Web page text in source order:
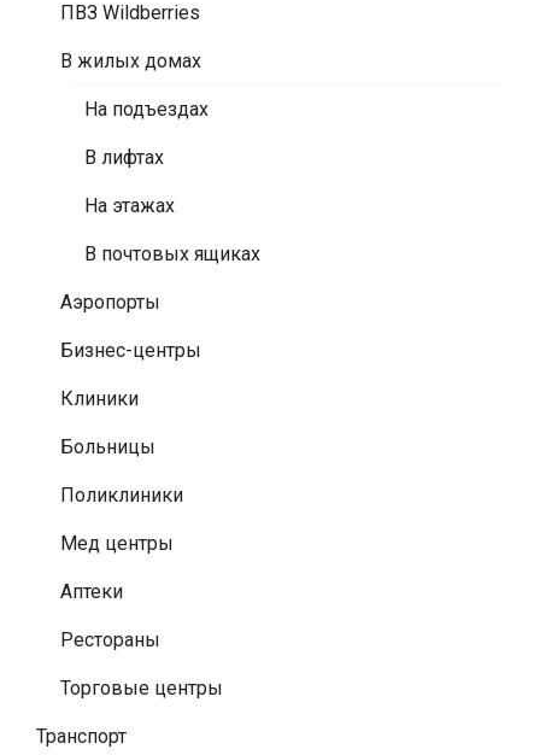
ПВЗ Wildberries
В жилых домах
На подъездах
В лифтах
На этажах
В почтовых ящиках
Аэропорты
Бизнес-центры
Клиники
Больницы
Поликлиники
Мед центры
Аптеки
Рестораны
Торговые центры
Транспорт